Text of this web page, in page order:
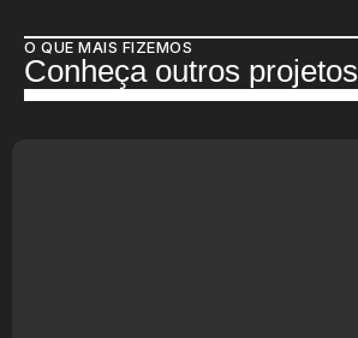
O QUE MAIS FIZEMOS
Conheça outros projetos